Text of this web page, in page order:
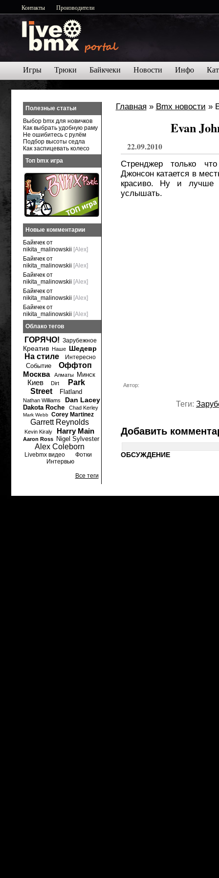
Контакты Производители
Игры Трюки Байкчеки Новости Инфо
Главная » Bmx новости »
Evan
22.09.2010
Стренджер только
Джонсон катается в
красиво. Ну и лучше
услышать.
Автор:
Теги:
Добавить
ОБСУЖДЕНИЕ
Полезные статьи
Выбор bmx для новичков
Как выбрать удобную раму
Не ошибитесь с рулём
Подбор высоты седла
Как заспицевать колесо
Топ bmx игра
Новые комментарии
Байкчек от
nikita_malinowskii [Alex]
Байкчек от
nikita_malinowskii [Alex]
Байкчек от
nikita_malinowskii [Alex]
Байкчек от
nikita_malinowskii [Alex]
Байкчек от
nikita_malinowskii [Alex]
Облако тегов
ГОРЯЧО! Зарубежное
Креатив Наше Шедевр
На стиле Интересно
Событие
Оффтоп
Москва
Алматы Минск
Киев Dirt
Park
Street
Flatland
Nathan Williams Dan Lacey
Dakota Roche Chad Kerley
Mark Webb Corey Martinez
Garrett Reynolds
Kevin Kiraly Harry Main
Aaron Ross Nigel Sylvester
Alex Coleborn
Livebmx видео
Фотки
Интервью
Все теги